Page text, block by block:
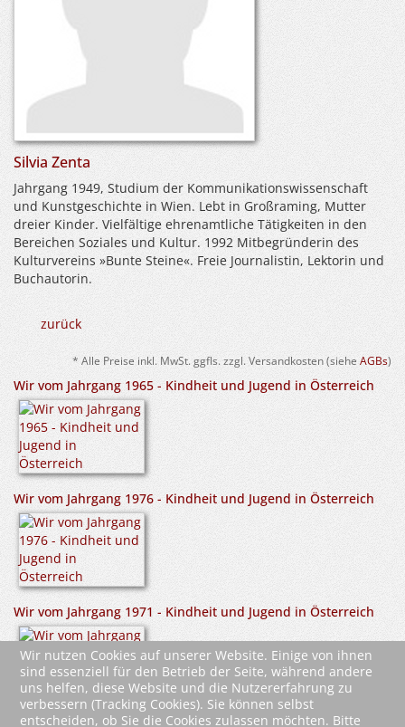
Silvia Zenta
Jahrgang 1949, Studium der Kommunikationswissenschaft
und Kunstgeschichte in Wien. Lebt in Großraming, Mutter
dreier Kinder. Vielfältige ehrenamtliche Tätigkeiten in den
Bereichen Soziales und Kultur. 1992 Mitbegründerin des
Kulturvereins »Bunte Steine«. Freie Journalistin, Lektorin und
Buchautorin.
zurück
* Alle Preise inkl. MwSt. ggfls. zzgl. Versandkosten (siehe AGBs)
Wir vom Jahrgang 1965 - Kindheit und Jugend in Österreich
Wir vom Jahrgang 1976 - Kindheit und Jugend in Österreich
Wir vom Jahrgang 1971 - Kindheit und Jugend in Österreich
Wir nutzen Cookies auf unserer Website. Einige von ihnen
sind essenziell für den Betrieb der Seite, während andere
uns helfen, diese Website und die Nutzererfahrung zu
verbessern (Tracking Cookies). Sie können selbst
entscheiden, ob Sie die Cookies zulassen möchten. Bitte